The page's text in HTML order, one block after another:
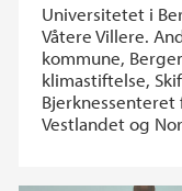
Universitetet i
Våtere Villere.
kommune,
klimastiftelse,
Vestlandet og